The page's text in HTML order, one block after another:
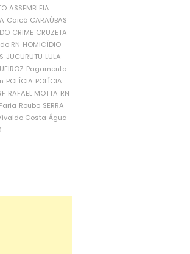
ASSEMBLEIA
Caicó CARAÚBAS
CRIME CRUZETA
RN HOMICÍDIO
JUCURUTU LULA
Pagamento
POLÍCIA POLÍCIA
RAFAEL MOTTA RN
Roubo SERRA
Costa Água